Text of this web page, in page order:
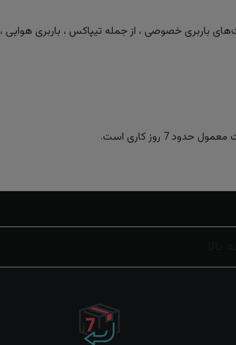
باربری خصوصی ، از جمله تیپاکس ، باربری هوایی ،